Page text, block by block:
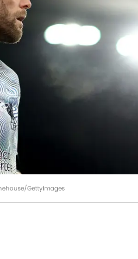
GettyImages